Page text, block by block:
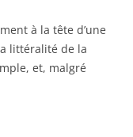
à la tête d’une
littéralité de la
et, malgré